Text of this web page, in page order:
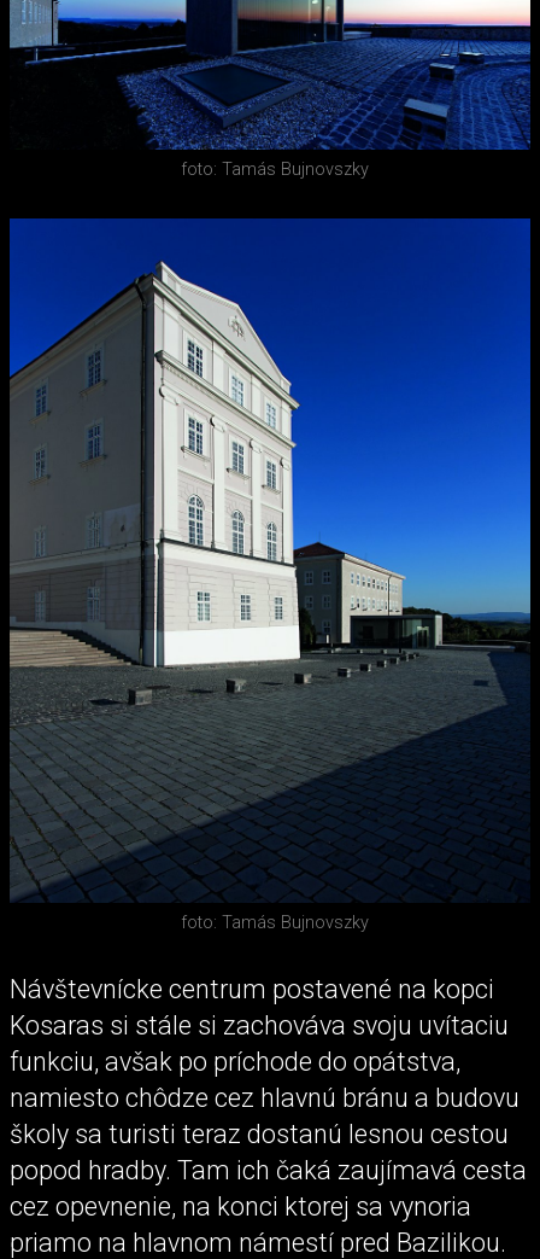
foto: Tamás Bujnovszky
foto: Tamás Bujnovszky
Návštevnícke centrum postavené na kopci
Kosaras si stále si zachováva svoju uvítaciu
funkciu, avšak po príchode do opátstva,
namiesto chôdze cez hlavnú bránu a budovu
školy sa turisti teraz dostanú lesnou cestou
popod hradby. Tam ich čaká zaujímavá cesta
cez opevnenie, na konci ktorej sa vynoria
priamo na hlavnom námestí pred Bazilikou.